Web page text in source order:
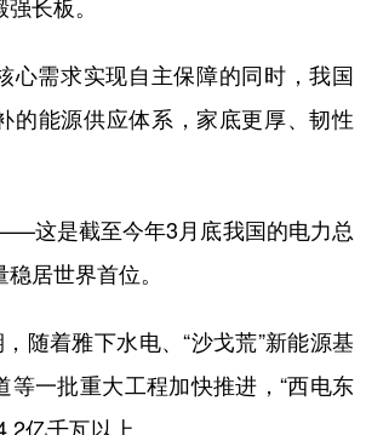
需求实现自主保障的同时，我国
的能源供应体系，家底更厚、韧性
是截至今年3月底我国的电力总
居世界首位。
随着雅下水电、“沙戈荒”新能源基
等一批重大工程加快推进，“西电东
亿千瓦以上。